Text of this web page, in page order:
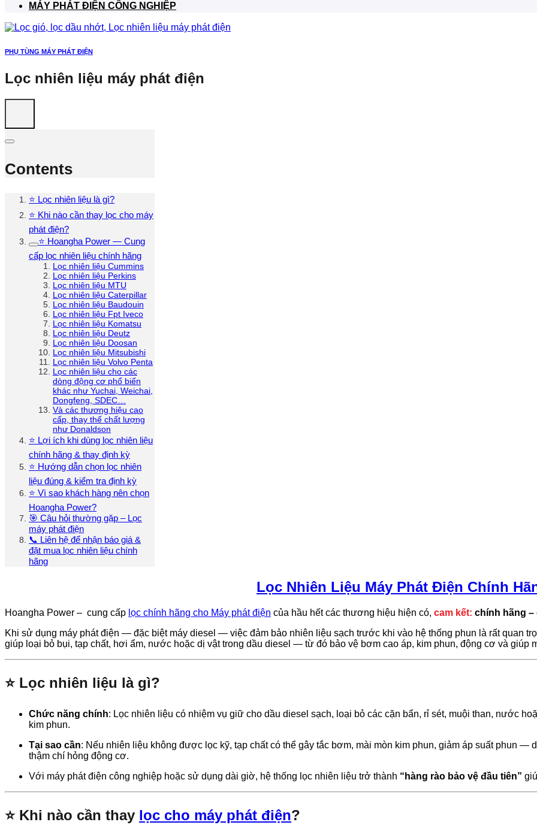
MÁY PHÁT ĐIỆN CÔNG NGHIỆP
PHỤ TÙNG MÁY PHÁT ĐIỆN
Lọc nhiên liệu máy phát điện
Contents
⭐ Lọc nhiên liệu là gì?
⭐ Khi nào cần thay lọc cho máy
phát điện?
⭐ Hoangha Power — Cung
cấp lọc nhiên liệu chính hãng
Lọc nhiên liệu Cummins
Lọc nhiên liệu Perkins
Lọc nhiên liệu MTU
Lọc nhiên liệu Caterpillar
Lọc nhiên liệu Baudouin
Lọc nhiên liệu Fpt Iveco
Lọc nhiên liệu Komatsu
Lọc nhiên liệu Deutz
Lọc nhiên liệu Doosan
Lọc nhiên liệu Mitsubishi
Lọc nhiên liệu Volvo Penta
Lọc nhiên liệu cho các
dòng động cơ phổ biến
khác như Yuchai, Weichai,
Dongfeng, SDEC…
Và các thương hiệu cao
cấp, thay thế chất lượng
như Donaldson
⭐ Lợi ích khi dùng lọc nhiên liệu
chính hãng & thay định kỳ
⭐ Hướng dẫn chọn lọc nhiên
liệu đúng & kiểm tra định kỳ
⭐ Vì sao khách hàng nên chọn
Hoangha Power?
🎯 Câu hỏi thường gặp – Lọc
máy phát điện
📞 Liên hệ để nhận báo giá &
đặt mua lọc nhiên liệu chính
hãng
Lọc Nhiên Liệu Máy Phát Điện Chính
Hoangha Power – cung cấp lọc chính hãng cho Máy phát điện của hầu hết các thương hiệu hiện có, cam kết: chính hãng –
Khi sử dụng máy phát điện — đặc biệt máy diesel — việc đảm bảo nhiên liệu sạch trước khi vào hệ thống phun là rất quan
giúp loại bỏ bụi, tạp chất, hơi ẩm, nước hoặc dị vật trong dầu diesel — từ đó bảo vệ bơm cao áp, kim phun, động cơ và giúp
⭐ Lọc nhiên liệu là gì?
Chức năng chính: Lọc nhiên liệu có nhiệm vụ giữ cho dầu diesel sạch, loại bỏ các cặn bẩn, rỉ sét, muội than, nước
kim phun.
Tại sao cần: Nếu nhiên liệu không được lọc kỹ, tạp chất có thể gây tắc bơm, mài mòn kim phun, giảm áp suất phun —
thậm chí hỏng động cơ.
Với máy phát điện công nghiệp hoặc sử dụng dài giờ, hệ thống lọc nhiên liệu trở thành “hàng rào bảo vệ đầu tiên”
⭐ Khi nào cần thay lọc cho máy phát điện?